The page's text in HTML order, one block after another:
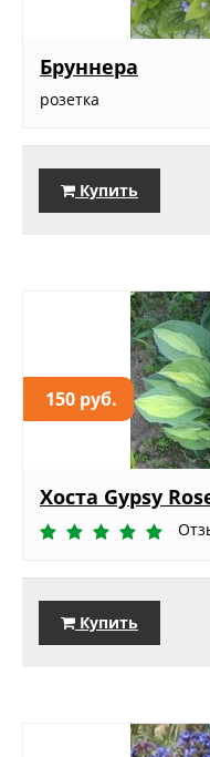
Бруннера
розетка
Купить
150 руб.
Хоста Gypsy
Купить